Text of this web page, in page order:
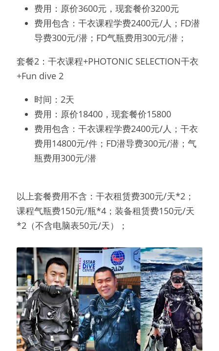
费用：原价3600元，现套餐价3200元
费用包含：干衣课程学费2400元/人；FD潜
导费300元/潜；FD气瓶费用300元/潜；
套餐2：干衣课程+PHOTONIC SELECTION干衣
+Fun dive 2
时间：2天
费用：原价18400，现套餐价15800
费用包含：干衣课程学费2400元/人；干衣
费用14800元/件；FD潜导费300元/潜；气
瓶费用300元/潜
以上套餐费用不含：干衣租赁费300元/天*2；
课程气瓶费150元/瓶*4；装备租赁费150元/天
*2（不含电脑表50元/天）；